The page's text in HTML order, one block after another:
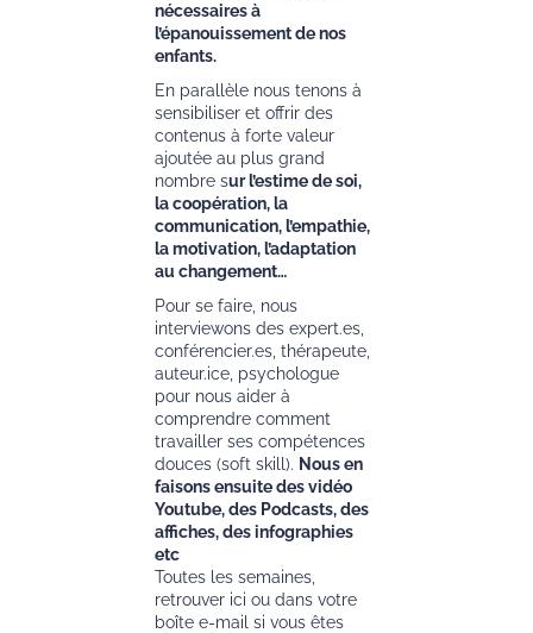
nécessaires à
l’épanouissement de nos
enfants.
En parallèle nous tenons à
sensibiliser et offrir des
contenus à forte valeur
ajoutée au plus grand
nombre sur l’estime de soi,
la coopération, la
communication, l’empathie,
la motivation, l’adaptation
au changement…
Pour se faire, nous
interviewons des expert.es,
conférencier.es, thérapeute,
auteur.ice, psychologue
pour nous aider à
comprendre comment
travailler ses compétences
douces (soft skill). Nous en
faisons ensuite des vidéo
Youtube, des Podcasts, des
affiches, des infographies
etc
Toutes les semaines,
retrouver ici ou dans votre
boîte e-mail si vous êtes